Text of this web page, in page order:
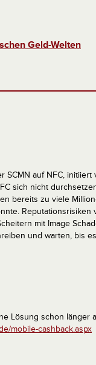
Geld-Welten
SCMN auf NFC,
sich nicht
bereits zu viele
Reputationsrisiken
mit Image
und warten, bis
Lösung schon länger
mobile-cashback.aspx